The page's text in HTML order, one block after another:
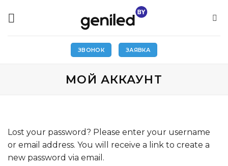
ЗВОНОК ЗАЯВКА
МОЙ АККАУНТ
Lost your password? Please enter your username
or email address. You will receive a link to create a
new password via email.